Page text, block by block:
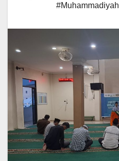
#Muhammadiyah